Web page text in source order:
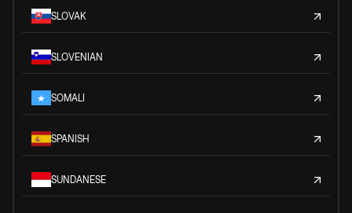
SLOVAK
SLOVENIAN
SOMALI
SPANISH
SUNDANESE